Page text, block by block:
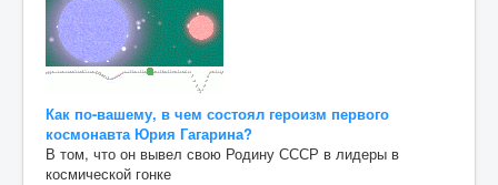
Как по-вашему, в чем состоял героизм первого
космонавта Юрия Гагарина?
В том, что он вывел свою Родину СССР в лидеры в
космической гонке